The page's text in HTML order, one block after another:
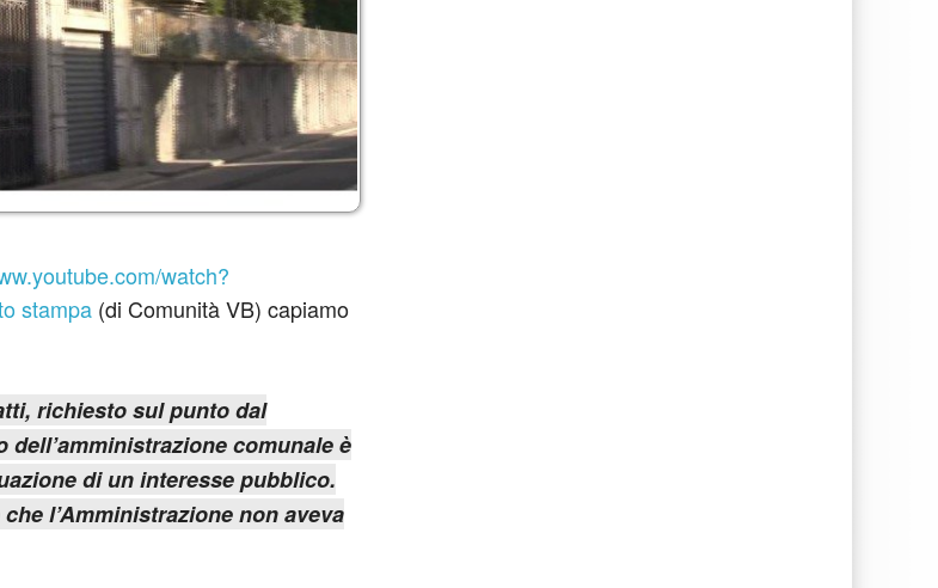
watch?
stampa (di Comunità VB) capiamo
richiesto sul punto dal
comunale è
di un interesse pubblico.
l’Amministrazione non aveva